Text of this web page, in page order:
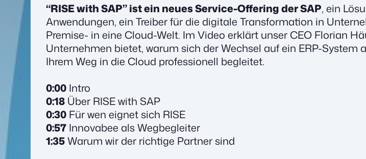
“RISE with SAP” ist ein neues Service-Offering der SAP, ein
Anwendungen, ein Treiber für die digitale Transformation in
Premise- in eine Cloud-Welt. Im Video erklärt unser CEO Florian
Unternehmen bietet, warum sich der Wechsel auf ein ERP-System
Ihrem Weg in die Cloud professionell begleitet.
0:00 Intro
0:18 Über RISE with SAP
0:30 Für wen eignet sich RISE
0:57 Innovabee als Wegbegleiter
1:35Warum wir der richtige Partner sind